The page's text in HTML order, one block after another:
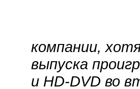
компании,
выпуска
и HD-DVD во